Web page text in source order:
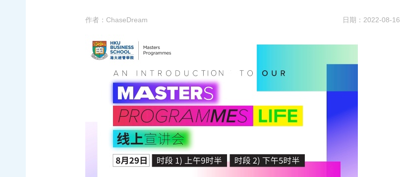
作者： ChaseDream 日期： 2022-08-16